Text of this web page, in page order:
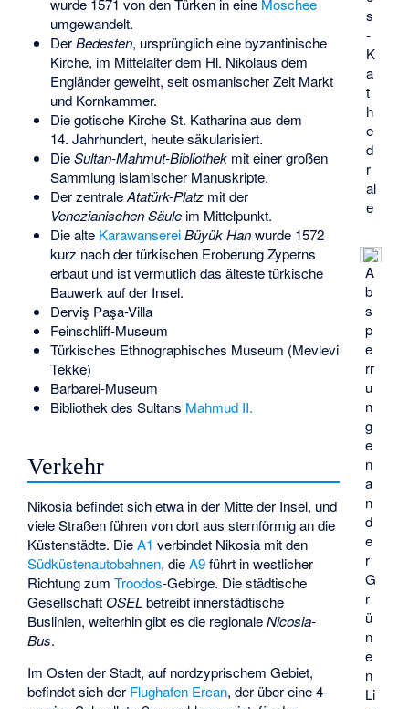
s
-
K
a
t
h
e
d
r
al
e
A
b
s
p
e
rr
u
n
g
e
n
a
n
d
e
r
G
r
ü
n
e
n
Li
wurde 1571 von den Türken in eine Moschee
umgewandelt.
DerBedesten, ursprünglich eine byzantinische
Kirche, im Mittelalter dem Hl. Nikolaus dem
Engländer geweiht, seit osmanischer Zeit Markt
und Kornkammer.
Die gotische Kirche St. Katharinaaus dem
14. Jahrhundert, heute säkularisiert.
DieSultan-Mahmut-Bibliothekmit einer großen
Sammlung islamischer Manuskripte.
Der zentraleAtatürk-Platzmit der
Venezianischen Säuleim Mittelpunkt.
Die alte Karawanserei Büyük Hanwurde 1572
kurz nach der türkischen Eroberung Zyperns
erbaut und ist vermutlich das älteste türkische
Bauwerk auf der Insel.
Derviş Paşa-Villa
Feinschliff-Museum
Türkisches Ethnographisches Museum (Mevlevi
Tekke)
Barbarei-Museum
Bibliothek des Sultans Mahmud II.
Verkehr
Nikosia befindet sich etwa in der Mitte der Insel, und
viele Straßen führen von dort aus sternförmig an die
Küstenstädte. DieA1 verbindet Nikosia mit den
Südküstenautobahnen, dieA9führt in westlicher
Richtung zumTroodos-Gebirge. Die städtische
GesellschaftOSELbetreibt innerstädtische
Buslinien, weiterhin gibt es die regionaleNicosia-
Bus.
Im Osten der Stadt, auf nordzyprischem Gebiet,
befindet sich der Flughafen Ercan, der über eine 4-